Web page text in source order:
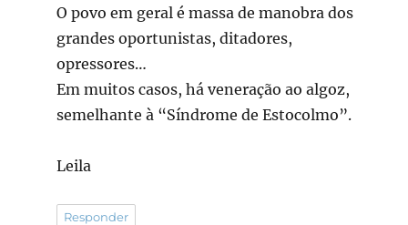
O povo em geral é massa de manobra dos
grandes oportunistas, ditadores,
opressores…
Em muitos casos, há veneração ao algoz,
semelhante à “Síndrome de Estocolmo”.
Leila
Responder